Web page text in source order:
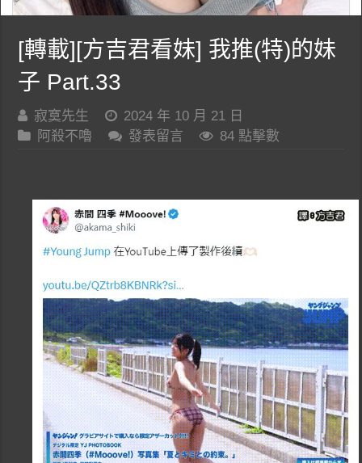
[轉載][方吉君看妹] 我推(特)的妹
子 Part.33
寂寞先生
2024 年 10 月 21 日
阿殺不嚕
發表留言 84 點擊數